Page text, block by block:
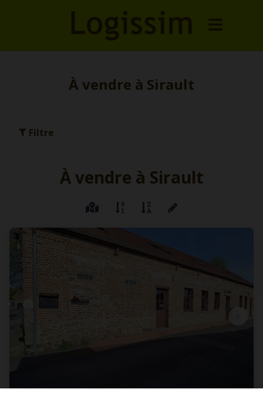
À vendre à Sirault
Filtre
À vendre à Sirault